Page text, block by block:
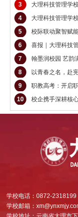
3
大理科技管理学
4
大理科技管理学
5
校际联动聚智赋能 共促职
6
喜报｜大理科技管理
7
翰墨润校园 艺韵满
8
以青春之名，赴
9
职教高考：开启
10
校企携手深耕核心领域 产教融合
学校电话：0872-
学校邮箱：